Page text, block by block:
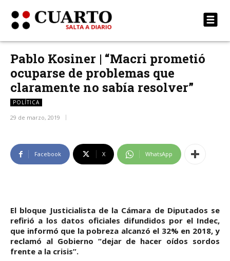
Pablo Kosiner | “Macri prometió
ocuparse de problemas que
claramente no sabía resolver”
POLÍTICA
29 de marzo, 2019
Facebook X WhatsApp
El bloque Justicialista de la Cámara de Diputados se
refirió a los datos oficiales difundidos por el Indec,
que informó que la pobreza alcanzó el 32% en 2018, y
reclamó al Gobierno “dejar de hacer oídos sordos
frente a la crisis”.